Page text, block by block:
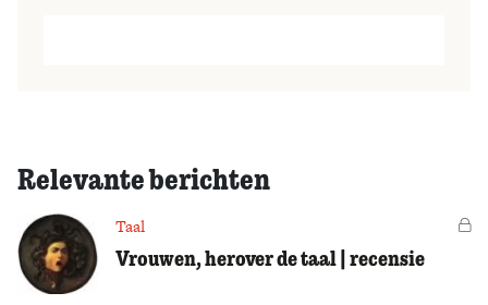
Relevante berichten
Taal
Vrouwen, herover de taal | recensie